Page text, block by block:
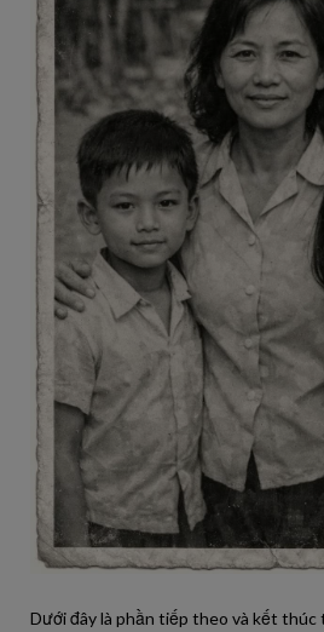
Dưới đây là phần tiếp theo và kết thúc